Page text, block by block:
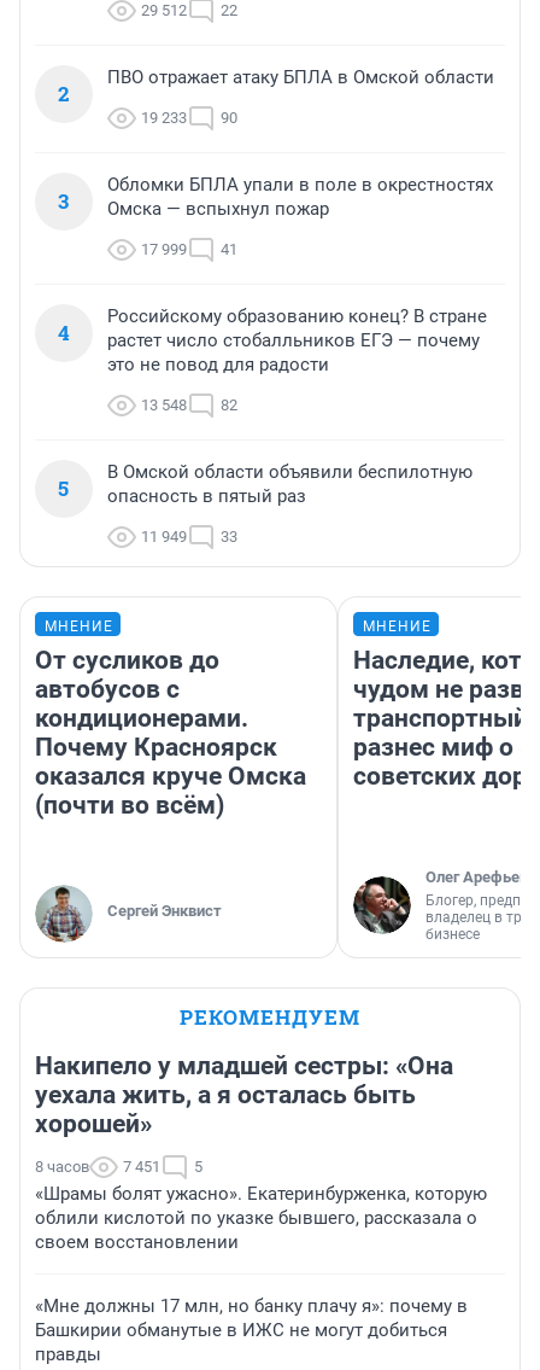
29 512 22
2
ПВО отражает атаку БПЛА в Омской области
19 233 90
3
Обломки БПЛА упали в поле в окрестностях
Омска — вспыхнул пожар
17 999 41
4
Российскому образованию конец? В стране
растет число стобалльников ЕГЭ — почему
это не повод для радости
13 548 82
5
В Омской области объявили беспилотную
опасность в пятый раз
11 949 33
МНЕНИЕ
От сусликов до
автобусов с
кондиционерами.
Почему Красноярск
оказался круче Омска
(почти во всём)
Сергей Энквист
МНЕНИЕ
Наследие,
чудом не
транспортный
разнес миф о
советских
Олег Арефьев
Блогер,
владелец в
бизнесе
РЕКОМЕНДУЕМ
Накипело у младшей сестры: «Она
уехала жить, а я осталась быть
хорошей»
8 часов 7 451 5
«Шрамы болят ужасно». Екатеринбурженка, которую
облили кислотой по указке бывшего, рассказала о
своем восстановлении
«Мне должны 17 млн, но банку плачу я»: почему в
Башкирии обманутые в ИЖС не могут добиться
правды